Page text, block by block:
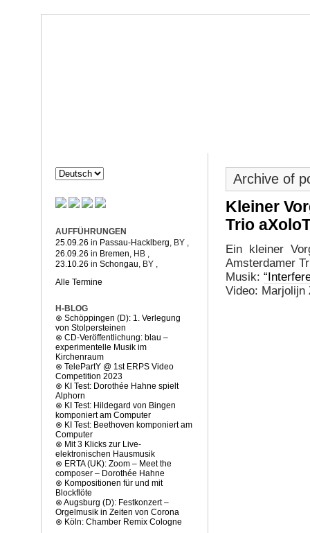
Archive of
Kleiner
Trio
Ein kleiner
Amsterdamer
Musik:
Video: Marjolijn
AUFFÜHRUNGEN
25.09.26 in Passau-Hacklberg , BY
26.09.26 in Bremen , HB
23.10.26 in Schongau, BY ,
Alle Termine
H-BLOG
⊗ Schöppingen (D): 1. Verlegung
von Stolpersteinen
⊗ CD-Veröffentlichung: blau –
experimentelle Musik im
Kirchenraum
⊗ TelePartY @ 1st ERPS Video
Competition 2023
⊗ KI Test: Dorothée Hahne spielt
Alphorn
⊗ KI Test: Hildegard von Bingen
komponiert am Computer
⊗ KI Test: Beethoven komponiert am
Computer
⊗ Mit 3 Klicks zur Live-
elektronischen Hausmusik
⊗ ERTA (UK): Zoom – Meet the
composer – Dorothée Hahne
⊗ Kompositionen für und mit
Blockflöte
⊗ Augsburg (D): Festkonzert –
Orgelmusik in Zeiten von Corona
⊗ Köln: Chamber Remix Cologne